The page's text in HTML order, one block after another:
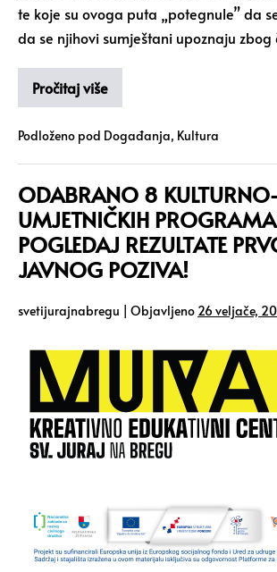
te koje su ovoga puta „potegnule” da
da se njihovi sumještani upoznaju
Pročitaj više
Podloženo pod Događanja, Kultura
ODABRANO 8
UMJETNIČKIH
POGLEDAJ REZULTATE
JAVNOG POZIVA!
svetijurajnabregu | Objavljeno 26 veljače,